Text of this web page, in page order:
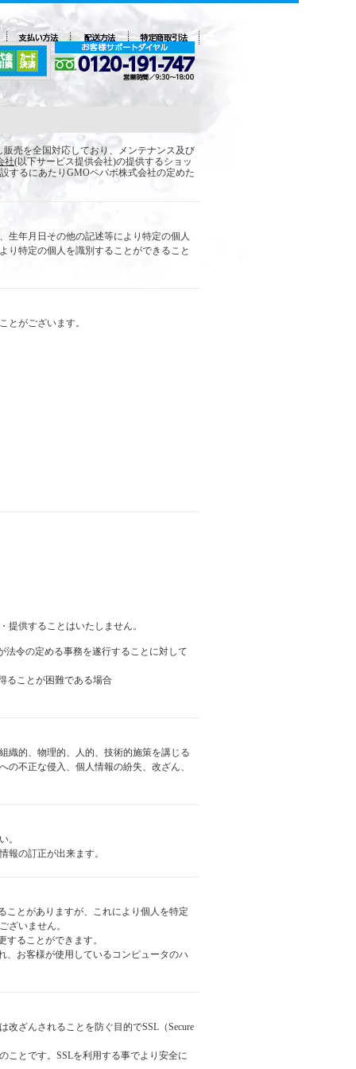
売を全国対応しており、メンテナンス及び
社(以下サービス提供会社)の提供するショッ
するにあたりGMOペパボ株式会社の定めた
生年月日その他の記述等により特定の個人
り特定の個人を識別することができること
とがございます。
提供することはいたしません。
法令の定める事務を遂行することに対して
ることが困難である場合
織的、物理的、人的、技術的施策を講じる
不正な侵入、個人情報の紛失、改ざん、
。
報の訂正が出来ます。
ことがありますが、これにより個人を特定
ざいません。
ることができます。
、お客様が使用しているコンピュータのハ
ざんされることを防ぐ目的でSSL（Secure
ことです。SSLを利用する事でより安全に